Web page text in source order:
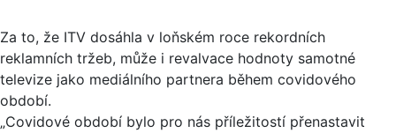
Za to, že ITV dosáhla v loňském roce rekordních
reklamních tržeb, může i revalvace hodnoty samotné
televize jako mediálního partnera během covidového
období.
„Covidové období bylo pro nás příležitostí přenastavit